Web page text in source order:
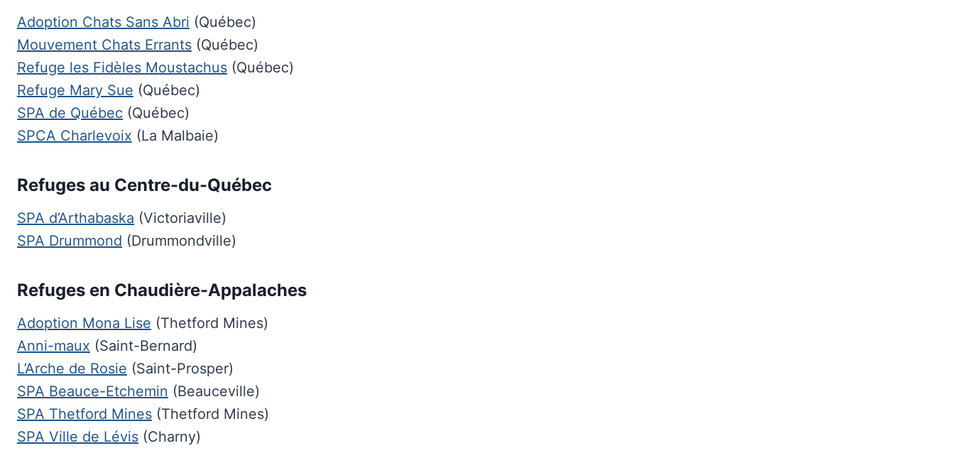
Adoption Chats Sans Abri (Québec)
Mouvement Chats Errants (Québec)
Refuge les Fidèles Moustachus (Québec)
Refuge Mary Sue (Québec)
SPA de Québec (Québec)
SPCA Charlevoix (La Malbaie)
Refuges au Centre-du-Québec
SPA d’Arthabaska (Victoriaville)
SPA Drummond (Drummondville)
Refuges en Chaudière-Appalaches
Adoption Mona Lise (Thetford Mines)
Anni-maux (Saint-Bernard)
L’Arche de Rosie (Saint-Prosper)
SPA Beauce-Etchemin (Beauceville)
SPA Thetford Mines (Thetford Mines)
SPA Ville de Lévis (Charny)